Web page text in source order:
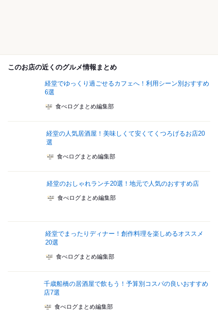
このお店の近くのグルメ情報まとめ
経堂でゆっくり過ごせるカフェへ！利用シーン別おすすめ
6選
食べログまとめ編集部
経堂の人気居酒屋！美味しくて安くてくつろげるお店20
選
食べログまとめ編集部
経堂のおしゃれランチ20選！地元で人気のおすすめ店
食べログまとめ編集部
経堂でまったりディナー！創作料理を楽しめるオススメ
20選
食べログまとめ編集部
千歳船橋の居酒屋で飲もう！予算別コスパの良いおすすめ
店7選
食べログまとめ編集部